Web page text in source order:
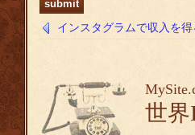
インスタグラムで収入を得
世界